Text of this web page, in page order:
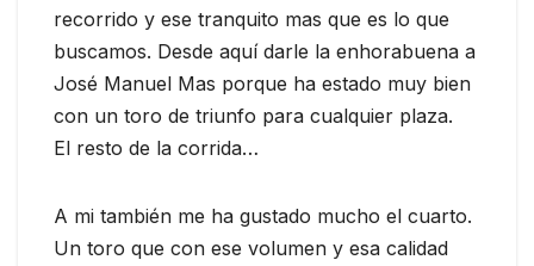
recorrido y ese tranquito mas que es lo que
buscamos. Desde aquí darle la enhorabuena a
José Manuel Mas porque ha estado muy bien
con un toro de triunfo para cualquier plaza.
El resto de la corrida…
A mi también me ha gustado mucho el cuarto.
Un toro que con ese volumen y esa calidad